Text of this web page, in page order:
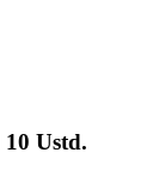
10 Ustd.